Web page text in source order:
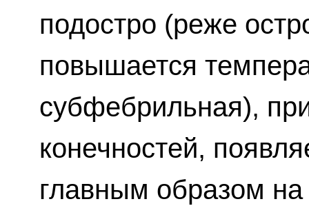
подостро (реже
повышается
субфебрильная),
конечностей,
главным образом на